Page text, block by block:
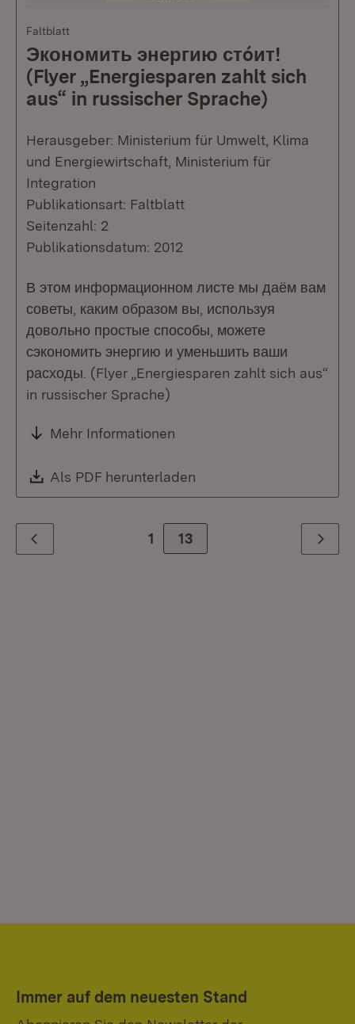
Faltblatt
Экономить энергию стóит!
(Flyer „Energiesparen zahlt sich
aus“ in russischer Sprache)
Herausgeber: Ministerium für Umwelt, Klima
und Energiewirtschaft, Ministerium für
Integration
Publikationsart: Faltblatt
Seitenzahl: 2
Publikationsdatum: 2012
В этом информационном листе мы даём вам
советы, каким образом вы, используя
довольно простые способы, можете
сэкономить энергию и уменьшить ваши
расходы. (Flyer „Energiesparen zahlt sich aus“
in russischer Sprache)
Mehr Informationen
Download:
Als PDF herunterladen
Zurück 1 Zur Seite
13 Weiter
Immer auf dem neuesten Stand